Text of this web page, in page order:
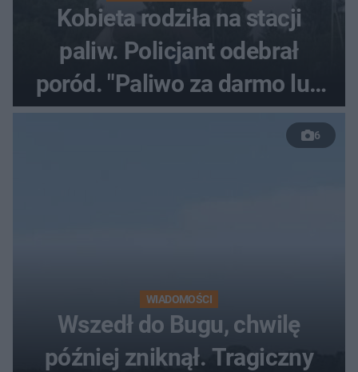
Kobieta rodziła na stacji
paliw. Policjant odebrał
poród. "Paliwo za darmo lub
50 %!"
6
WIADOMOŚCI
Wszedł do Bugu, chwilę
później zniknął. Tragiczny